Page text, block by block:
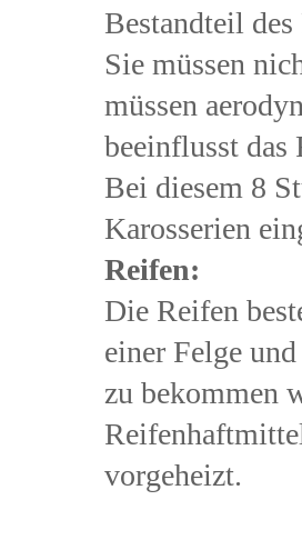
Bestandteil des
Sie müssen
müssen
beeinflusst das
Bei diesem 8
Karosserien
Reifen:
Die Reifen
einer Felge
zu bekommen
vorgeheizt.